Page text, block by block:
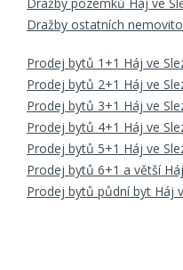
Dražby ostatních
Prodej bytů 1+1 Háj ve
Prodej bytů 2+1 Háj ve
Prodej bytů 3+1 Háj ve
Prodej bytů 4+1 Háj ve
Prodej bytů 5+1 Háj ve
Prodej bytů 6+1 a větší
Prodej bytů půdní byt Háj